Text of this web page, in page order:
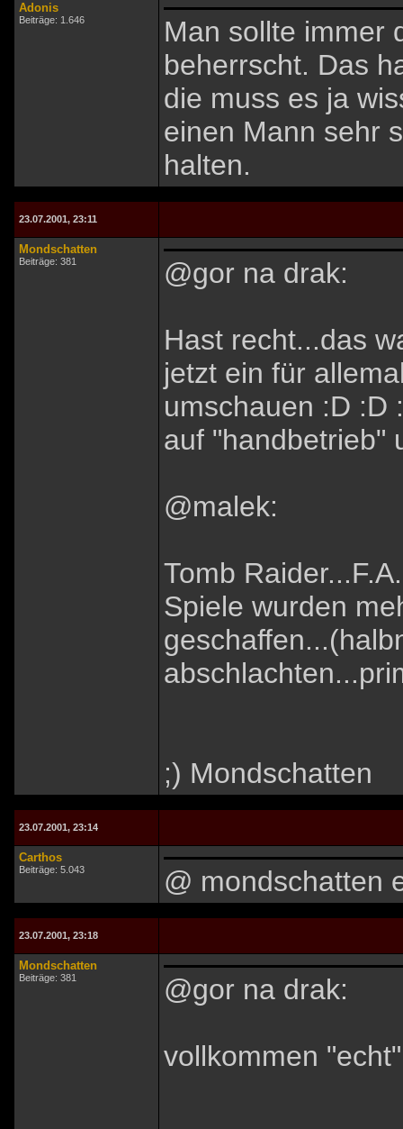
Adonis
Beiträge: 1.646
Man sollte immer
beherrscht. Das
die muss es ja
einen Mann sehr
halten.
23.07.2001, 23:11
Mondschatten
Beiträge: 381 @gor na drak:
Hast recht...das
jetzt ein für
umschauen :D :D
auf "handbetrieb"
@malek:
Tomb
Spiele wurden
;) Mondschatten
23.07.2001, 23:14
Carthos
Beiträge: 5.043 @ mondschatten
23.07.2001, 23:18
Mondschatten
Beiträge: 381 @gor na drak:
vollkommen